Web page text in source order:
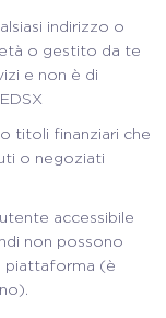
indirizzo o
o gestito da te
e non è di
titoli finanziari che
o negoziati
accessibile
non possono
piattaforma (è